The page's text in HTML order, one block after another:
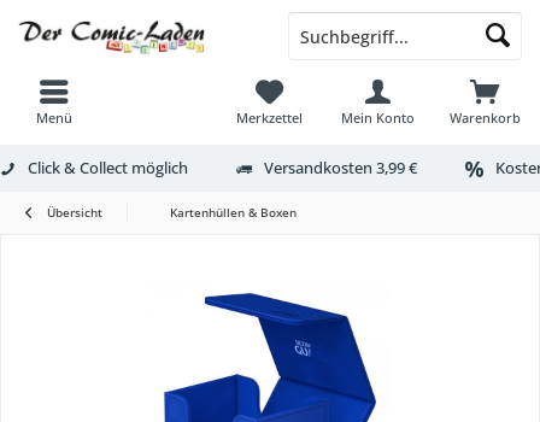
Menü Warenkorb
Merkzettel Mein Konto
Click & Collect möglich Versandkosten 3,99 €
Übersicht Kartenhüllen & Boxen